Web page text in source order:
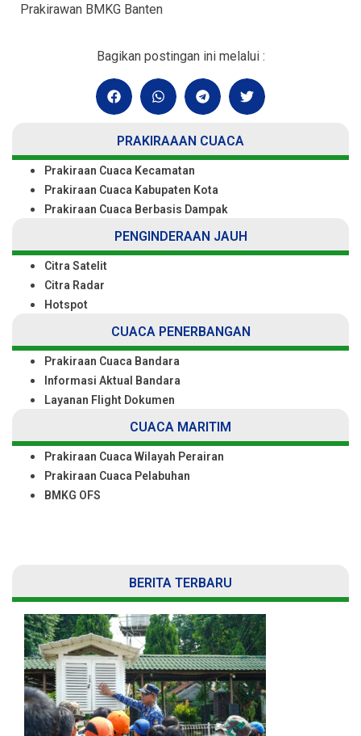
Prakirawan BMKG Banten
Bagikan postingan ini melalui :
PRAKIRAAAN CUACA
Prakiraan Cuaca Kecamatan
Prakiraan Cuaca Kabupaten Kota
Prakiraan Cuaca Berbasis Dampak
PENGINDERAAN JAUH
Citra Satelit
Citra Radar
Hotspot
CUACA PENERBANGAN
Prakiraan Cuaca Bandara
Informasi Aktual Bandara
Layanan Flight Dokumen
CUACA MARITIM
Prakiraan Cuaca Wilayah Perairan
Prakiraan Cuaca Pelabuhan
BMKG OFS
BERITA TERBARU